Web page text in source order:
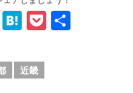
Li
n
H
at
e
n
P
o
近畿